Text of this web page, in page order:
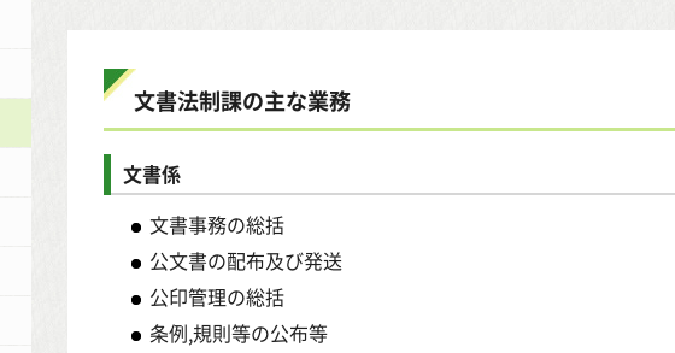
文書法制課の主な業務
文書係
文書事務の総括
公文書の配布及び発送
公印管理の総括
条例,規則等の公布等